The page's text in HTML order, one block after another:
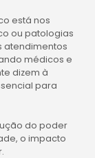
está nos
ou patologias
atendimentos
médicos e
dizem à
para
do poder
o impacto